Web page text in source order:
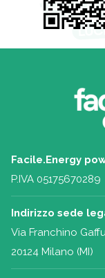
Facile.Energy
P.IVA 05175670289
Indirizzo sede
Via Franchino
20124 Milano (MI)